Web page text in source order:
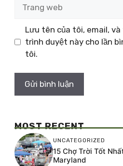
Lưu tên của tôi, email,
trình duyệt này cho lần
tôi.
MOST RECENT
UNCATEGORIZED
15 Chợ Trời Tốt
Maryland